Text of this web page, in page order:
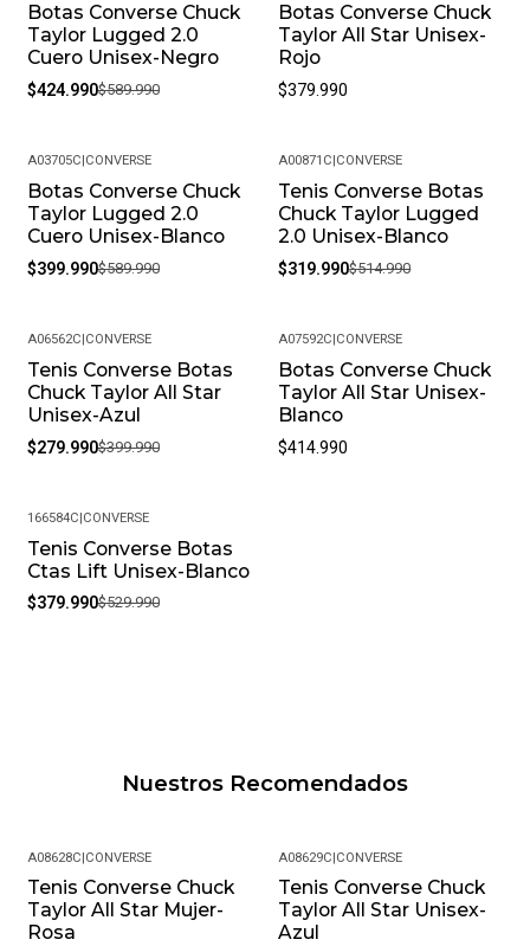
-28%
Botas Converse Chuck
Taylor Lugged 2.0
Cuero Unisex-Negro
$424.990$589.990
Botas Converse Chuck
Taylor All Star Unisex-
Rojo
$379.990
-32%
A03705C CONVERSE
Botas Converse Chuck
Taylor Lugged 2.0
Cuero Unisex-Blanco
$399.990$589.990
-38%
A00871C CONVERSE
Tenis Converse Botas
Chuck Taylor Lugged
2.0 Unisex-Blanco
$319.990$514.990
-30%
A06562C CONVERSE
Tenis Converse Botas
Chuck Taylor All Star
Unisex-Azul
$279.990$399.990
A07592C CONVERSE
Botas Converse Chuck
Taylor All Star Unisex-
Blanco
$414.990
-28%
166584C CONVERSE
Tenis Converse Botas
Ctas Lift Unisex-Blanco
$379.990$529.990
Nuestros Recomendados
-17%
A08628C|CONVERSE
Tenis Converse Chuck
Taylor All Star Mujer-
Rosa
A08629C|CONVERSE
Tenis Converse Chuck
Taylor All Star Unisex-
Azul